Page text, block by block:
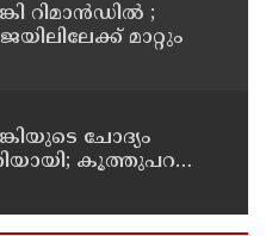
റിമാന്‍ഡില്‍ ;
മാറ്റും
ചോദ്യം
കൂത്തുപറമ്പ്